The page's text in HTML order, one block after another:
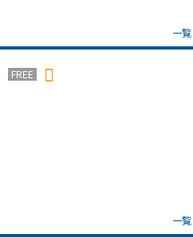
一覧
FREE
一覧